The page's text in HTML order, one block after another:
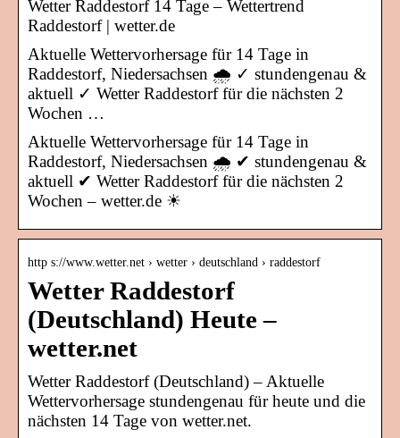
Wetter Raddestorf 14 Tage – Wettertrend
Raddestorf | wetter.de
Aktuelle Wettervorhersage für 14 Tage in
Raddestorf, Niedersachsen 🌧️ ✓ stundengenau &
aktuell ✓ Wetter Raddestorf für die nächsten 2
Wochen …
Aktuelle Wettervorhersage für 14 Tage in
Raddestorf, Niedersachsen 🌧️ ✔ stundengenau &
aktuell ✔ Wetter Raddestorf für die nächsten 2
Wochen – wetter.de ☀
http s://www.wetter.net › wetter › deutschland › raddestorf
Wetter Raddestorf
(Deutschland) Heute –
wetter.net
Wetter Raddestorf (Deutschland) – Aktuelle
Wettervorhersage stundengenau für heute und die
nächsten 14 Tage von wetter.net.